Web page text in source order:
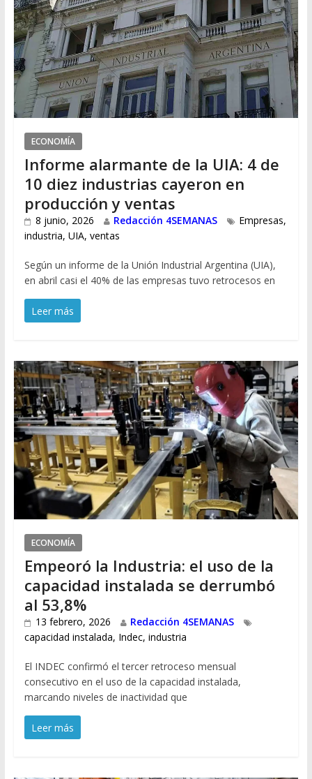
ECONOMÍA
Informe alarmante de la UIA: 4 de
10 diez industrias cayeron en
producción y ventas
8 junio, 2026 Redacción 4SEMANAS Empresas,
industria, UIA, ventas
Según un informe de la Unión Industrial Argentina (UIA),
en abril casi el 40% de las empresas tuvo retrocesos en
Leer más
ECONOMÍA
Empeoró la Industria: el uso de la
capacidad instalada se derrumbó
al 53,8%
13 febrero, 2026
Redacción 4SEMANAS
capacidad instalada, Indec, industria
El INDEC confirmó el tercer retroceso mensual
consecutivo en el uso de la capacidad instalada,
marcando niveles de inactividad que
Leer más